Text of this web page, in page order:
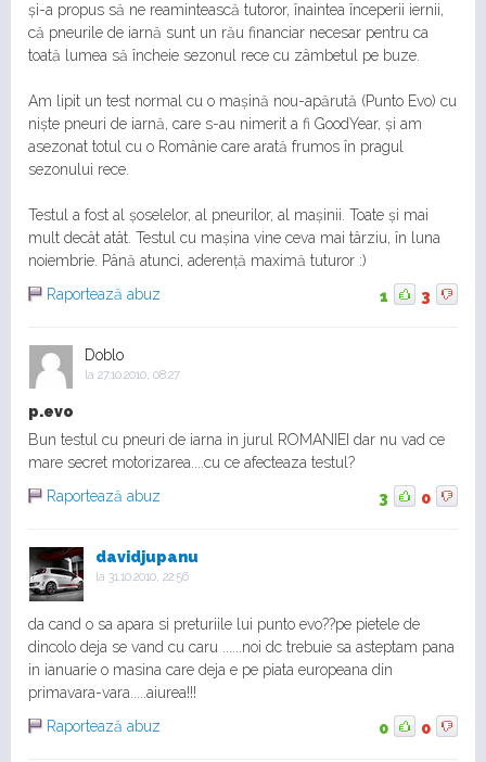
și-a propus să ne reamintească tutoror, înaintea începerii iernii,
că pneurile de iarnă sunt un rău financiar necesar pentru ca
toată lumea să încheie sezonul rece cu zâmbetul pe buze.
Am lipit un test normal cu o mașină nou-apărută (Punto Evo) cu
niște pneuri de iarnă, care s-au nimerit a fi GoodYear, și am
asezonat totul cu o Românie care arată frumos în pragul
sezonului rece.
Testul a fost al șoselelor, al pneurilor, al mașinii. Toate și mai
mult decât atât. Testul cu mașina vine ceva mai târziu, în luna
noiembrie. Până atunci, aderență maximă tuturor :)
Raportează abuz
1 3
Doblo
la 27.10.2010, 08:27
p.evo
Bun testul cu pneuri de iarna in jurul ROMANIEI dar nu vad ce
mare secret motorizarea....cu ce afecteaza testul?
Raportează abuz
3 0
davidjupanu
la 31.10.2010, 22:56
da cand o sa apara si preturiile lui punto evo??pe pietele de
dincolo deja se vand cu caru ......noi dc trebuie sa asteptam pana
in ianuarie o masina care deja e pe piata europeana din
primavara-vara.....aiurea!!!
Raportează abuz
0 0